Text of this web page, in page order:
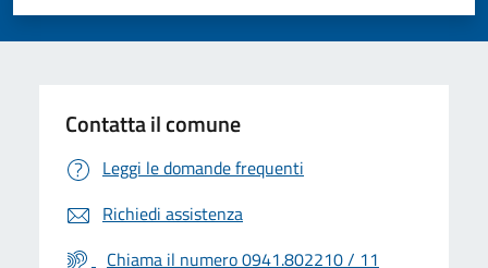
Valuta 5 stelle su 5
Valuta 4 stelle su 5
Valuta 3 stelle su 5
Valuta 2 stelle su 5
Valuta 1 stelle su 5
Contatta il comune
Leggi le domande frequenti
Richiedi assistenza
Chiama il numero 0941.802210 / 11